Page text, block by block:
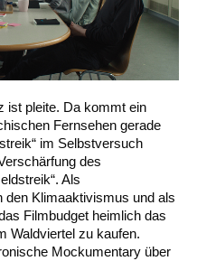
ist pleite. Da kommt ein
Fernsehen gerade
im Selbstversuch
des
Als
den Klimaaktivismus und als
Filmbudget heimlich das
Waldviertel zu kaufen.
Mockumentary über